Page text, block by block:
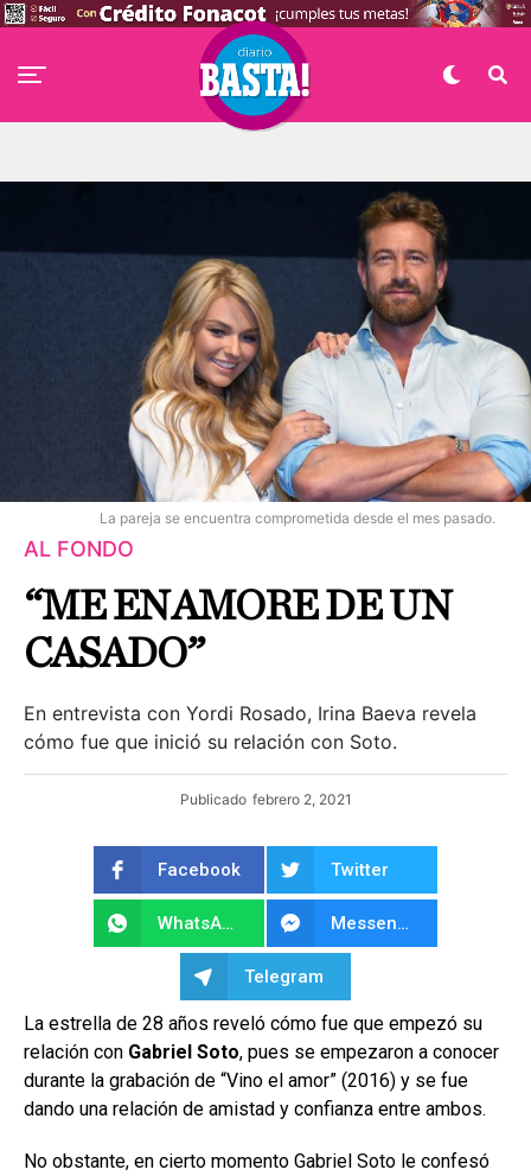
La pareja se encuentra comprometida desde el mes pasado.
AL FONDO
“ME ENAMORE DE UN
CASADO”
En entrevista con Yordi Rosado, Irina Baeva revela
cómo fue que inició su relación con Soto.
Publicado febrero 2, 2021
Facebook Twitter
WhatsApp Messenger
Telegram
La estrella de 28 años reveló cómo fue que empezó su
relación con Gabriel Soto, pues se empezaron a conocer
durante la grabación de “Vino el amor” (2016) y se fue
dando una relación de amistad y confianza entre ambos.
No obstante, en cierto momento Gabriel Soto le confesó